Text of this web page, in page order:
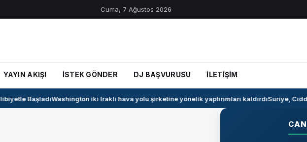
Cuma, 7 Ağustos 2026
YAYIN AKIŞI İSTEK GÖNDER DJ BAŞVURUSU İLETİŞİM
BaşladıWashington iki Iraklı hava yolu şirketine yönelik yaptırımları kaldırdıSuriye, Cidde